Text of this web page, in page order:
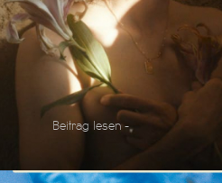
Beitrag lesen -